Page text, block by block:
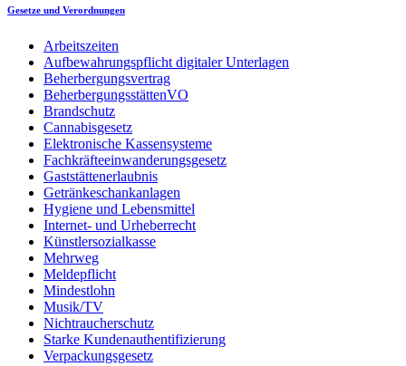
Gesetze und Verordnungen
Arbeitszeiten
Aufbewahrungspflicht digitaler Unterlagen
Beherbergungsvertrag
BeherbergungsstättenVO
Brandschutz
Cannabisgesetz
Elektronische Kassensysteme
Fachkräfteeinwanderungsgesetz
Gaststättenerlaubnis
Getränkeschankanlagen
Hygiene und Lebensmittel
Internet- und Urheberrecht
Künstlersozialkasse
Mehrweg
Meldepflicht
Mindestlohn
Musik/TV
Nichtraucherschutz
Starke Kundenauthentifizierung
Verpackungsgesetz